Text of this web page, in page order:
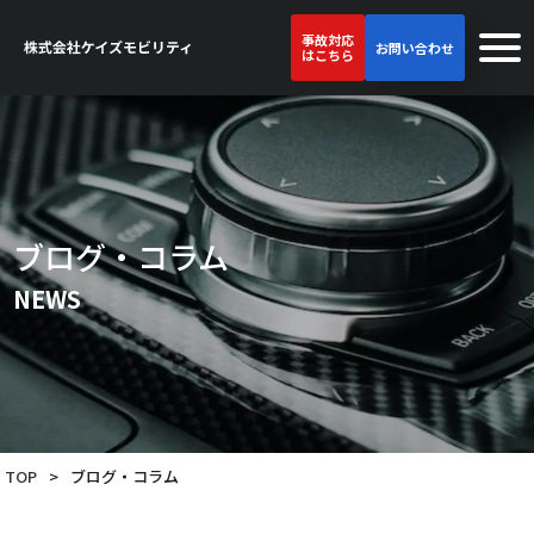
事故対応
はこちら
お問い合わせ
ブログ・コラム
NEWS
TOP > ブログ・コラム